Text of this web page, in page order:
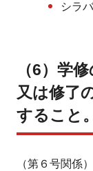
シラ
（6）学
又は修了
すること。
（第６号関係）